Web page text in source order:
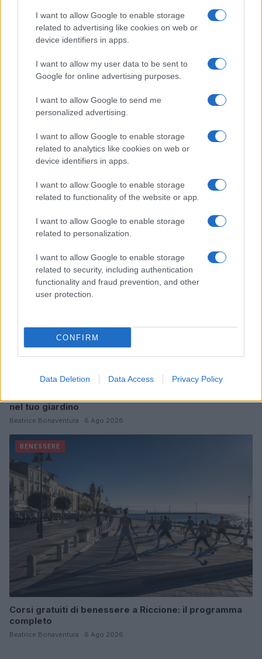
I want to allow Google to enable storage
related to advertising like cookies on web or
device identifiers in apps.
I want to allow my user data to be sent to
Google for online advertising purposes.
I want to allow Google to send me
personalized advertising.
I want to allow Google to enable storage
related to analytics like cookies on web or
device identifiers in apps.
I want to allow Google to enable storage
related to functionality of the website or app.
I want to allow Google to enable storage
related to personalization.
I want to allow Google to enable storage
related to security, including authentication
functionality and fraud prevention, and other
user protection.
CONFIRM
Data Deletion Data Access Privacy Policy
LIFESTYLE
Dove si terrà Vogue World nel 2027: la scelta di San
Francisco
LIFESTYLE
nel tuo giardino
Beatrice Bonaventura · 6 Ago 2026
BENESSERE
Corsi gratuiti di benessere a Riccione: il programma
completo
Beatrice Bonaventura · 6 Ago 2026